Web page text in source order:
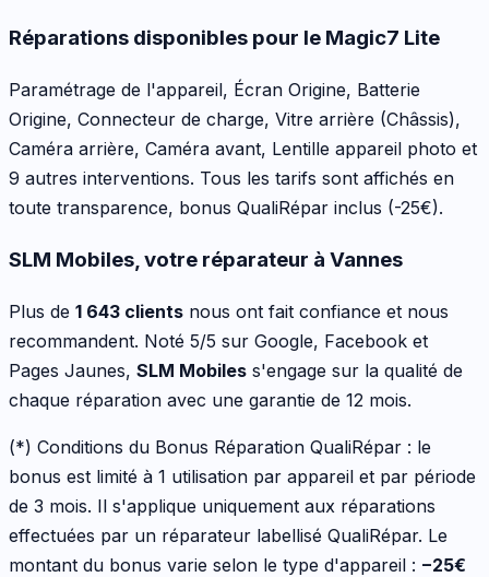
Réparations disponibles pour le Magic7 Lite
Paramétrage de l'appareil, Écran Origine, Batterie
Origine, Connecteur de charge, Vitre arrière (Châssis),
Caméra arrière, Caméra avant, Lentille appareil photo et
9 autres interventions. Tous les tarifs sont affichés en
toute transparence, bonus QualiRépar inclus (-25€).
SLM Mobiles, votre réparateur à Vannes
Plus de 1 643 clients nous ont fait confiance et nous
recommandent. Noté 5/5 sur Google, Facebook et
Pages Jaunes, SLM Mobiles s'engage sur la qualité de
chaque réparation avec une garantie de 12 mois.
(*) Conditions du Bonus Réparation QualiRépar : le
bonus est limité à 1 utilisation par appareil et par période
de 3 mois. Il s'applique uniquement aux réparations
effectuées par un réparateur labellisé QualiRépar. Le
montant du bonus varie selon le type d'appareil : −25€